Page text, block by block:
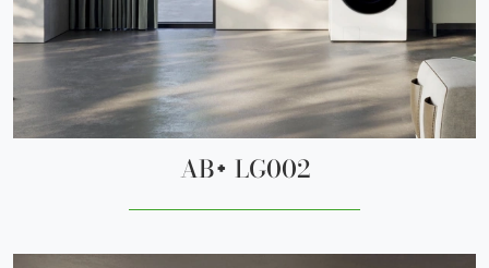
AB+ LG002